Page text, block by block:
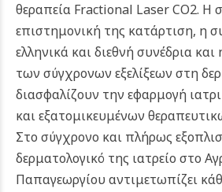
θεραπεία Fractional Laser CO2. Η
επιστημονική της κατάρτιση, η
ελληνικά και διεθνή συνέδρια
των σύγχρονων εξελίξεων στη
διασφαλίζουν την εφαρμογή
και εξατομικευμένων
Στο σύγχρονο και πλήρως
δερματολογικό της ιατρείο στο
Παπαγεωργίου αντιμετωπίζει